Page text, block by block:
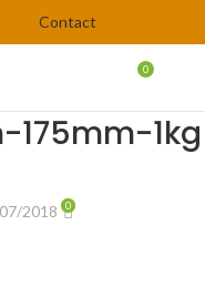
Contact
0
1kg
2018 0